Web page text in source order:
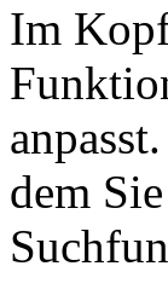
Im
dem